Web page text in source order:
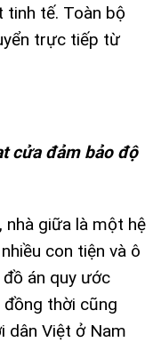
tinh tế. Toàn bộ
trực tiếp từ
cửa đảm bảo độ
nhà giữa là một hệ
con tiện và ô
án quy ước
thời cũng
dân Việt ở Nam